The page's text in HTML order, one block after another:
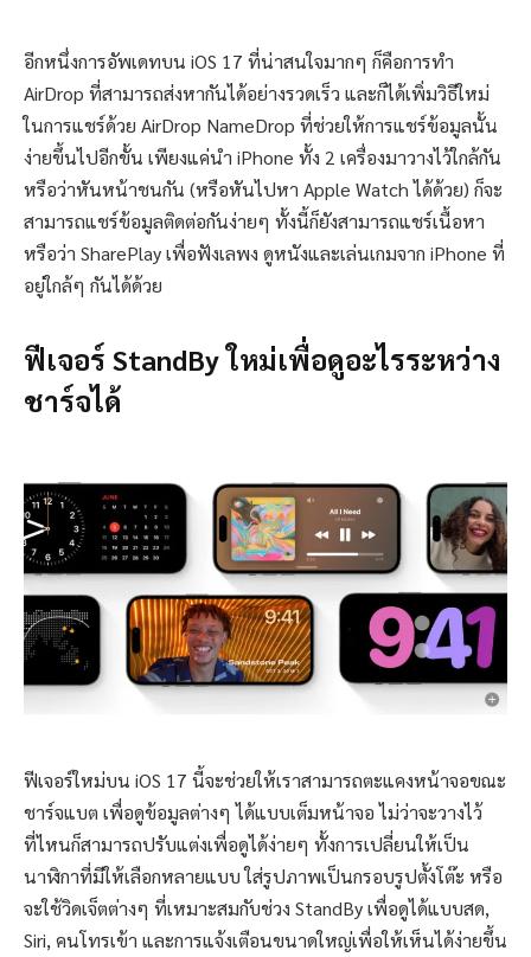
อีกหนึ่งการอัพเดทบน iOS 17 ที่น่าสนใจมากๆ ก็คือการทำ
AirDrop ที่สามารถส่งหากันได้อย่างรวดเร็ว และก็ได้เพิ่มวิธีใหม่
ในการแชร์ด้วย AirDrop NameDrop ที่ช่วยให้การแชร์ข้อมูลนั้น
ง่ายขึ้นไปอีกขั้น เพียงแค่นำ iPhone ทั้ง 2 เครื่องมาวางไว้ใกล้กัน
หรือว่าหันหน้าชนกัน (หรือหันไปหา Apple Watch ได้ด้วย) ก็จะ
สามารถแชร์ข้อมูลติดต่อกันง่ายๆ ทั้งนี้ก็ยังสามารถแชร์เนื้อหา
หรือว่า SharePlay เพื่อฟังเลพง ดูหนังและเล่นเกมจาก iPhone ที่
อยู่ใกล้ๆ กันได้ด้วย
ฟีเจอร์ StandBy ใหม่เพื่อดูอะไรระหว่าง
ชาร์จได้
ฟีเจอร์ใหม่บน iOS 17 นี้จะช่วยให้เราสามารถตะแคงหน้าจอขณะ
ชาร์จแบต เพื่อดูข้อมูลต่างๆ ได้แบบเต็มหน้าจอ ไม่ว่าจะวางไว้
ที่ไหนก็สามารถปรับแต่งเพื่อดูได้ง่ายๆ ทั้งการเปลี่ยนให้เป็น
นาฬิกาที่มีให้เลือกหลายแบบ ใส่รูปภาพเป็นกรอบรูปตั้งโต๊ะ หรือ
จะใช้วิดเจ็ตต่างๆ ที่เหมาะสมกับช่วง StandBy เพื่อดูได้แบบสด,
Siri, คนโทรเข้า และการแจ้งเตือนขนาดใหญ่เพื่อให้เห็นได้ง่ายขึ้น